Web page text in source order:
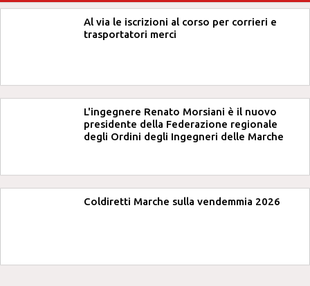
Al via le iscrizioni al corso per corrieri e
trasportatori merci
L'ingegnere Renato Morsiani è il nuovo
presidente della Federazione regionale
degli Ordini degli Ingegneri delle Marche
Coldiretti Marche sulla vendemmia 2026